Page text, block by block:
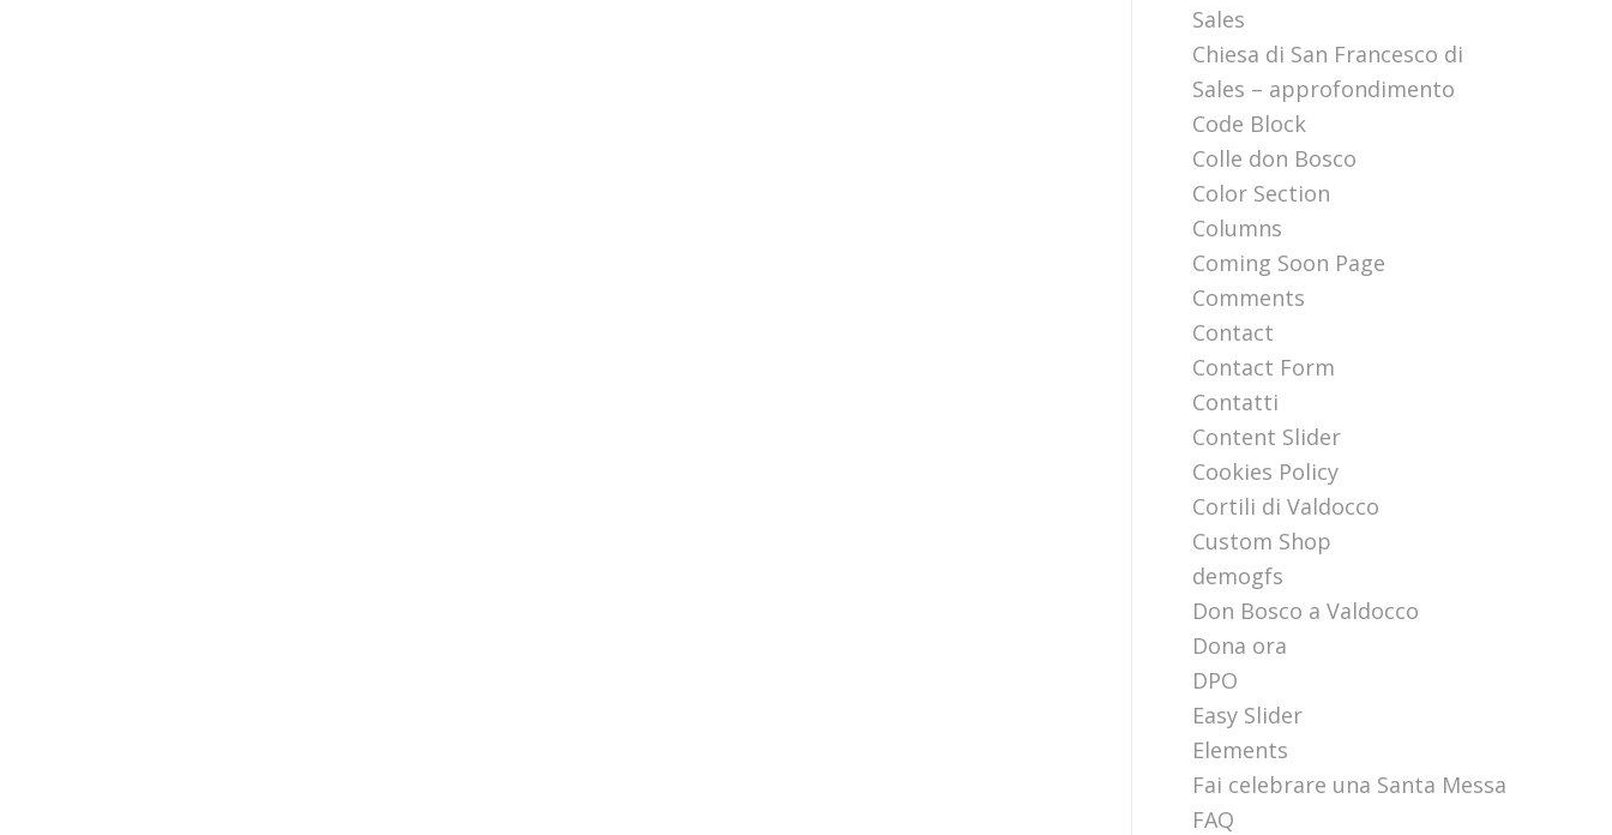
Sales
Chiesa di San Francesco di
Sales – approfondimento
Code Block
Colle don Bosco
Color Section
Columns
Coming Soon Page
Comments
Contact
Contact Form
Contatti
Content Slider
Cookies Policy
Cortili di Valdocco
Custom Shop
demogfs
Don Bosco a Valdocco
Dona ora
DPO
Easy Slider
Elements
Fai celebrare una Santa Messa
FAQ